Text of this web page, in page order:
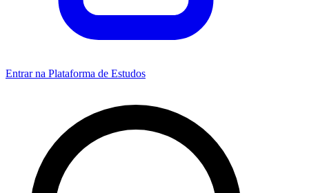
Entrar na Plataforma de Estudos